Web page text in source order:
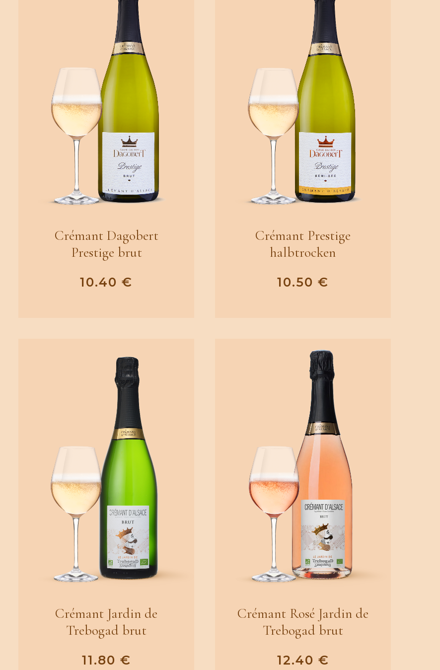
Crémant Dagobert
Prestige brut
10.40 €
Crémant Prestige
halbtrocken
10.50 €
Crémant Jardin de
Trebogad brut
11.80 €
Crémant Rosé Jardin de
Trebogad brut
12.40 €